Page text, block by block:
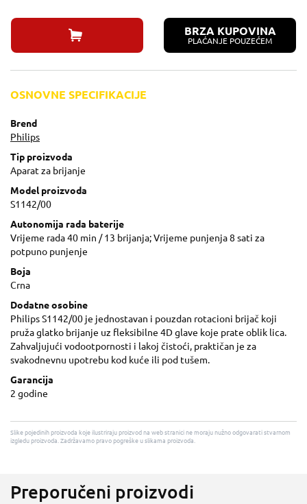
BRZA KUPOVINA
PLAĆANJE POUZEĆEM
OSNOVNE SPECIFIKACIJE
Brend
Philips
Tip proizvoda
Aparat za brijanje
Model proizvoda
S1142/00
Autonomija rada baterije
Vrijeme rada 40 min / 13 brijanja; Vrijeme punjenja 8 sati za
potpuno punjenje
Boja
Crna
Dodatne osobine
Philips S1142/00 je jednostavan i pouzdan rotacioni brijač koji
pruža glatko brijanje uz fleksibilne 4D glave koje prate oblik lica.
Zahvaljujući vodootpornosti i lakoj čistoći, praktičan je za
svakodnevnu upotrebu kod kuće ili pod tušem.
Garancija
2 godine
Slike pojedinih proizvoda koje ilustriraju proizvod na web stranici ne moraju nužno odgovarati stvarnom
izgledu proizvoda. Zadržavamo pravo pogreške u slikama proizvoda.
Preporučeni proizvodi